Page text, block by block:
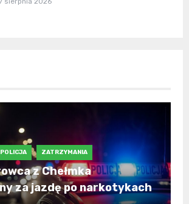
POLICJA ZATRZYMANIA
z Chełmka
za jazdę po narkotykach